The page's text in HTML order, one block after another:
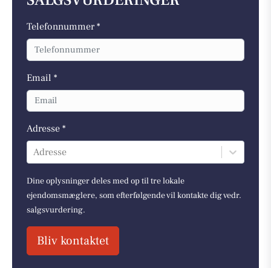
Telefonnummer *
Email *
Adresse *
Adresse
Dine oplysninger deles med op til tre lokale
ejendomsmæglere, som efterfølgende vil kontakte dig vedr.
salgsvurdering.
Bliv kontaktet